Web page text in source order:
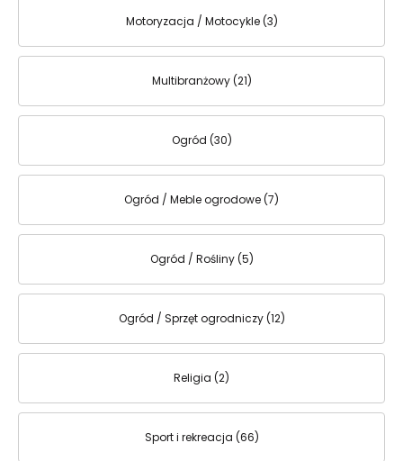
Motoryzacja / Motocykle (3)
Multibranżowy (21)
Ogród (30)
Ogród / Meble ogrodowe (7)
Ogród / Rośliny (5)
Ogród / Sprzęt ogrodniczy (12)
Religia (2)
Sport i rekreacja (66)